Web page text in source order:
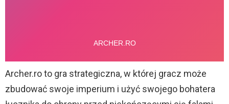
Archer.ro to gra strategiczna, w której gracz może
zbudować swoje imperium i użyć swojego bohatera